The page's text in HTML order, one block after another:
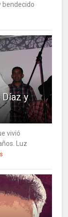
bendecido
y
vivió
Luz